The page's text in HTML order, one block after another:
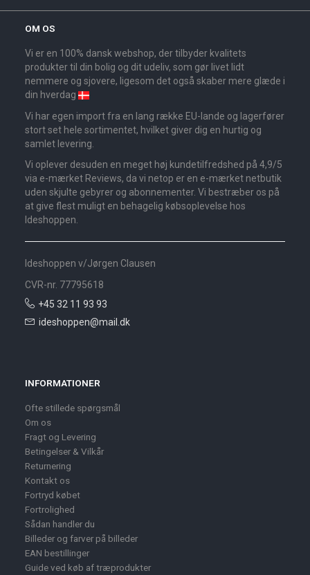
OM OS
Vi er en 100% dansk webshop, der tilbyder kvalitets
produkter til din bolig og dit udeliv, som gør livet lidt
nemmere og sjovere, ligesom det også skaber mere glæde i
din hverdag
Vi har egen import fra en lang række EU-lande og lagerfører
stort set hele sortimentet, hvilket giver dig en hurtig og
samlet levering.
Vi oplever desuden en meget høj kundetilfredshed på 4,9/5
via e-mærket Reviews, da vi netop er en e-mærket netbutik
uden skjulte gebyrer og abonnementer. Vi bestræber os på
at give flest muligt en behagelig købsoplevelse hos
Ideshoppen.
Ideshoppen v/Jørgen Clausen
CVR-nr. 77795618
+45 32 11 93 93
ideshoppen@mail.dk
INFORMATIONER
Ofte stillede spørgsmål
Om os
Fragt og Levering
Betingelser & Vilkår
Returnering
Kontakt os
Fortryd købet
Fortrolighed
Sådan handler du
Billeder og farver på billeder
EAN bestillinger
Guide ved køb af træprodukter